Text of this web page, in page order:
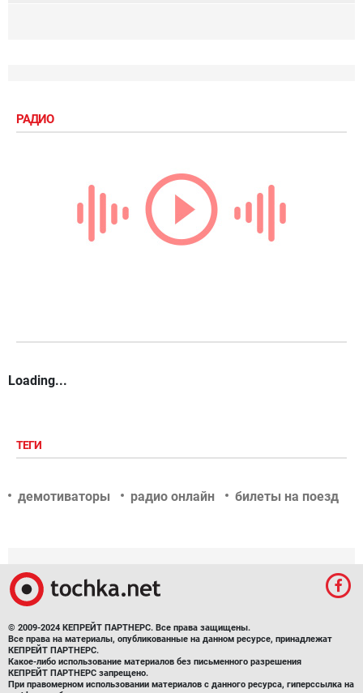
РАДИО
Loading...
ТЕГИ
демотиваторы радио онлайн билеты на поезд
© 2009-2024 КЕПРЕЙТ ПАРТНЕРС. Все права защищены.
Все права на материалы, опубликованные на данном ресурсе, принадлежат
КЕПРЕЙТ ПАРТНЕРС.
Какое-либо использование материалов без письменного разрешения
КЕПРЕЙТ ПАРТНЕРС запрещено.
При правомерном использовании материалов с данного ресурса, гиперссылка на